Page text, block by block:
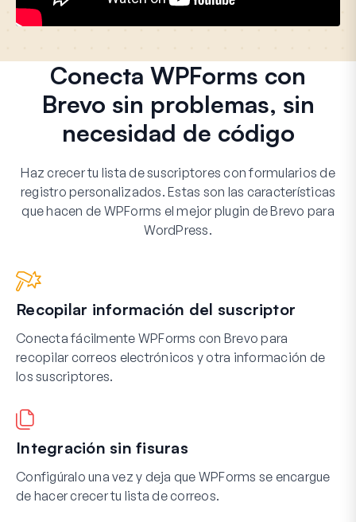
Conecta WPForms con
Brevo sin problemas, sin
necesidad de código
Haz crecer tu lista de suscriptores con formularios de
registro personalizados. Estas son las características
que hacen de WPForms el mejor plugin de Brevo para
WordPress.
Recopilar información del suscriptor
Conecta fácilmente WPForms con Brevo para
recopilar correos electrónicos y otra información de
los suscriptores.
Integración sin fisuras
Configúralo una vez y deja que WPForms se encargue
de hacer crecer tu lista de correos.